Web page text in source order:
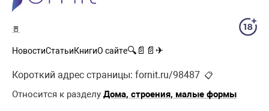
🚪
НовостиСтатьиКнигиО сайте🔍 📄 📄 ✈
Короткий адрес страницы: fornit.ru/98487 📋
Относится к разделу Дома, строения, малые формы